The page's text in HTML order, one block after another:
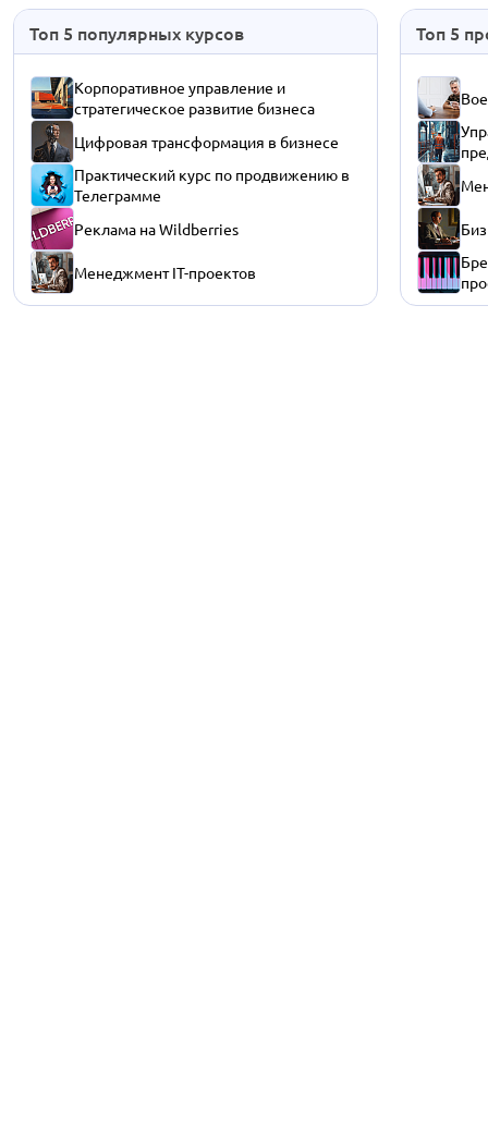
Топ 5 популярных курсов
Корпоративное управление и
стратегическое развитие бизнеса
Цифровая трансформация в бизнесе
Практический курс по продвижению в
Телеграмме
Реклама на Wildberries
Менеджмент IT-проектов
Топ 5